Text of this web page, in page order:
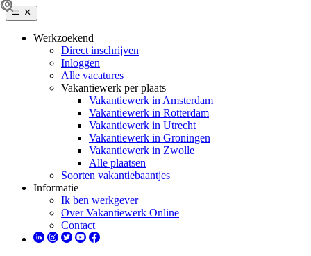
Werkzoekend
Direct inschrijven
Inloggen
Alle vacatures
Vakantiewerk per plaats
Vakantiewerk in Amsterdam
Vakantiewerk in Rotterdam
Vakantiewerk in Utrecht
Vakantiewerk in Groningen
Vakantiewerk in Zwolle
Alle plaatsen
Soorten vakantiebaantjes
Informatie
Ik ben werkgever
Over Vakantiewerk Online
Contact